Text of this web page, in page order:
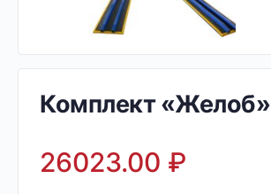
Комплект «Желоб»
26023.00 ₽